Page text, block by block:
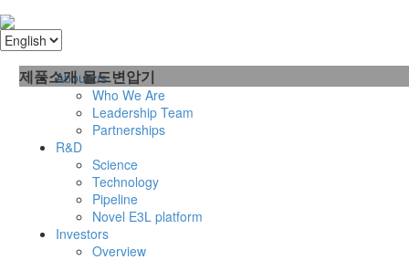
제품소개몰드변압기
About us
Who We Are
Leadership Team
Partnerships
R&D
Science
Technology
Pipeline
Novel E3L platform
Investors
Overview